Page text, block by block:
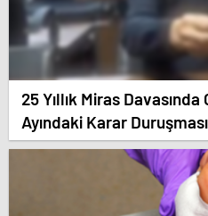
25 Yıllık Miras
Ayındaki Karar